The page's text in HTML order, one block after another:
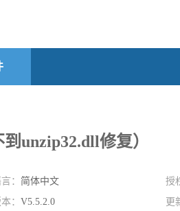
unzip32.dll修复）
： 简体中文 授
： V5.5.2.0 更